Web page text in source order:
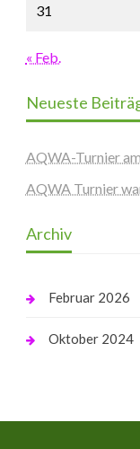
31
« Feb.
Neueste
AQWA-Turnier
AQWA Turnier
Archiv
Februar 2026
Oktober 2024